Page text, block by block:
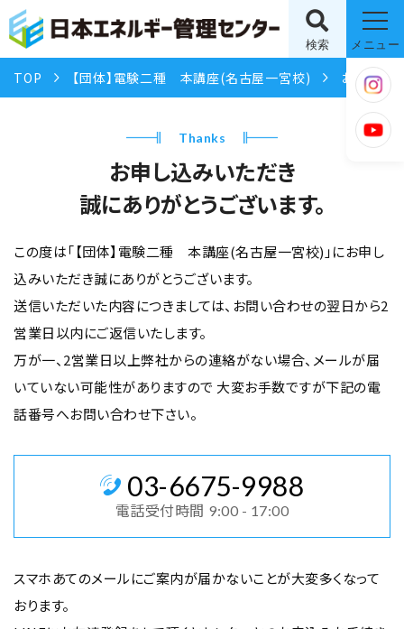
検索 メニュー
TOP 【団体】電験二種 本講座(名古屋一宮校) お申し込み完了
Thanks
お申し込みいただき
誠にありがとうございます。
この度は「【団体】電験二種 本講座(名古屋一宮校)」にお申し
込みいただき誠にありがとうございます。
送信いただいた内容につきましては、お問い合わせの翌日から2
営業日以内にご返信いたします。
万が一、2営業日以上弊社からの連絡がない場合、メールが届
いていない可能性がありますので 大変お手数ですが下記の電
話番号へお問い合わせ下さい。
03-6675-9988
電話受付時間 9:00 - 17:00
スマホあてのメールにご案内が届かないことが大変多くなって
おります。